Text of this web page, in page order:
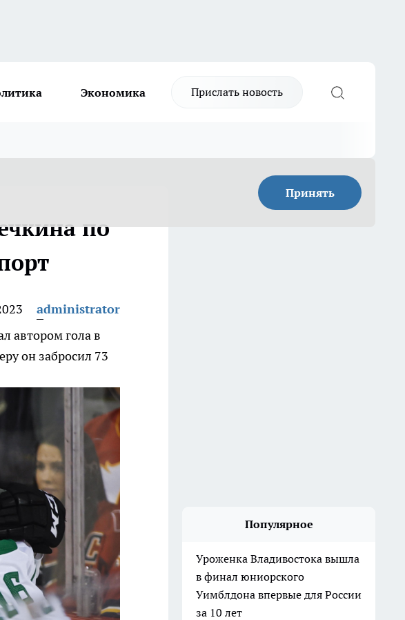
Экономика Прислать новость
Принять
по
administrator
автором гола в
он забросил 73
Популярное
Уроженка Владивостока вышла
в финал юниорского
Уимблдона впервые для России
за 10 лет